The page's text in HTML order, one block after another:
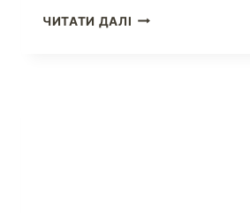
ЧИТАТИ ДАЛІ «ПОКРОВСКИЙ